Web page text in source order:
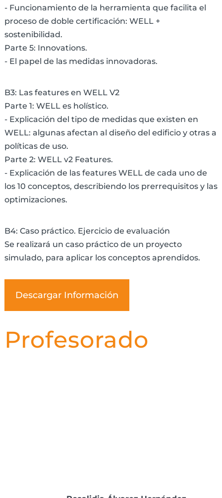
- Funcionamiento de la herramienta que facilita el
proceso de doble certificación: WELL +
sostenibilidad.
Parte 5: Innovations.
- El papel de las medidas innovadoras.
B3: Las features en WELL V2
Parte 1: WELL es holístico.
- Explicación del tipo de medidas que existen en
WELL: algunas afectan al diseño del edificio y otras a
políticas de uso.
Parte 2: WELL v2 Features.
- Explicación de las features WELL de cada uno de
los 10 conceptos, describiendo los prerrequisitos y las
optimizaciones.
B4: Caso práctico. Ejercicio de evaluación
Se realizará un caso práctico de un proyecto
simulado, para aplicar los conceptos aprendidos.
Descargar Información
Profesorado